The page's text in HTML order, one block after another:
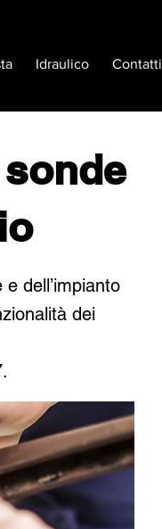
Idraulico Contatti
dell’impianto
dei